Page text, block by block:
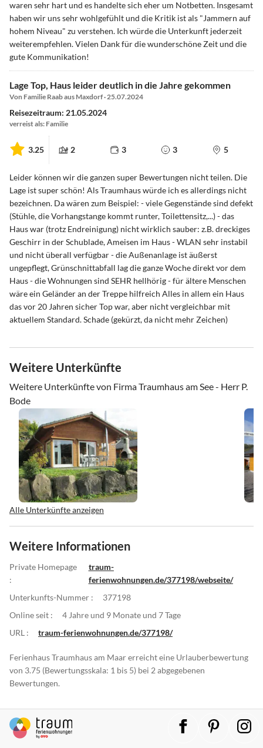
waren sehr hart und es handelte sich eher um Notbetten. Insgesamt
haben wir uns sehr wohlgefühlt und die Kritik ist als "Jammern auf
hohem Niveau" zu verstehen. Ich würde die Unterkunft jederzeit
weiterempfehlen. Vielen Dank für die wunderschöne Zeit und die
gute Kommunikation!
Lage Top, Haus leider deutlich in die Jahre gekommen
Von Familie Raab aus Maxdorf · 25.07.2024
Reisezeitraum: 21.05.2024
verreist als: Familie
3.25 2 3 3 5
Leider können wir die ganzen super Bewertungen nicht teilen. Die
Lage ist super schön! Als Traumhaus würde ich es allerdings nicht
bezeichnen. Da wären zum Beispiel: - viele Gegenstände sind defekt
(Stühle, die Vorhangstange kommt runter, Toilettensitz,...) - das
Haus war (trotz Endreinigung) nicht wirklich sauber: z.B. dreckiges
Geschirr in der Schublade, Ameisen im Haus - WLAN sehr instabil
und nicht überall verfügbar - die Außenanlage ist äußerst
ungepflegt, Grünschnittabfall lag die ganze Woche direkt vor dem
Haus - die Wohnungen sind SEHR hellhörig - für ältere Menschen
wäre ein Geländer an der Treppe hilfreich Alles in allem ein Haus
das vor 20 Jahren sicher Top war, aber nicht vergleichbar mit
aktuellem Standard. Schade (gekürzt, da nicht mehr Zeichen)
Weitere Unterkünfte
Weitere Unterkünfte von Firma Traumhaus am See - Herr P.
Bode
Alle Unterkünfte anzeigen
Weitere Informationen
Private Homepage
:
traum-
ferienwohnungen.de/377198/webseite/
Unterkunfts-Nummer :
377198
Online seit :
4 Jahre und 9 Monate und 7 Tage
URL :
traum-ferienwohnungen.de/377198/
Ferienhaus Traumhaus am Maar erreicht eine Urlauberbewertung
von 3.75 (Bewertungsskala: 1 bis 5) bei 2 abgegebenen
Bewertungen.